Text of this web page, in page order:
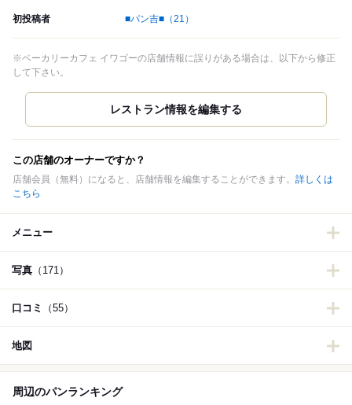
初投稿者 ■パン吉■ （21）
※ベーカリーカフェ イワゴーの店舗情報に誤りがある場合は、以下から修正
して下さい。
この店舗のオーナーですか？
店舗会員（無料）になると、店舗情報を編集することができます。 詳しくは
こちら
メニュー
写真 （171）
口コミ （55）
地図
周辺のパンランキング